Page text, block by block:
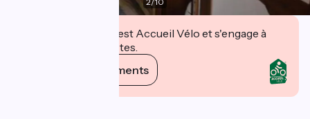
Cet établissement est Accueil Vélo et s'engage à
accueillir des cyclistes.
Voir ses engagements